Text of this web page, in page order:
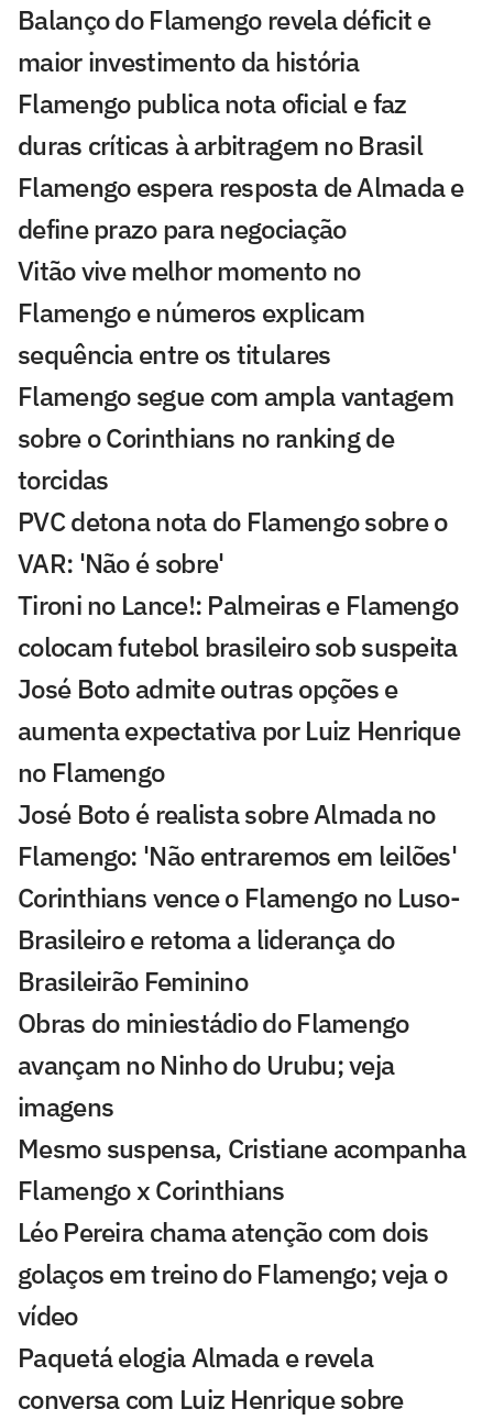
Balanço do Flamengo revela déficit e
maior investimento da história
Flamengo publica nota oficial e faz
duras críticas à arbitragem no Brasil
Flamengo espera resposta de Almada e
define prazo para negociação
Vitão vive melhor momento no
Flamengo e números explicam
sequência entre os titulares
Flamengo segue com ampla vantagem
sobre o Corinthians no ranking de
torcidas
PVC detona nota do Flamengo sobre o
VAR: 'Não é sobre'
Tironi no Lance!: Palmeiras e Flamengo
colocam futebol brasileiro sob suspeita
José Boto admite outras opções e
aumenta expectativa por Luiz Henrique
no Flamengo
José Boto é realista sobre Almada no
Flamengo: 'Não entraremos em leilões'
Corinthians vence o Flamengo no Luso-
Brasileiro e retoma a liderança do
Brasileirão Feminino
Obras do miniestádio do Flamengo
avançam no Ninho do Urubu; veja
imagens
Mesmo suspensa, Cristiane acompanha
Flamengo x Corinthians
Léo Pereira chama atenção com dois
golaços em treino do Flamengo; veja o
vídeo
Paquetá elogia Almada e revela
conversa com Luiz Henrique sobre